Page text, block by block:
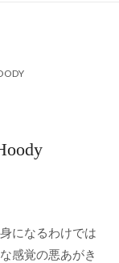
になるわけでは
感覚の悪あがき